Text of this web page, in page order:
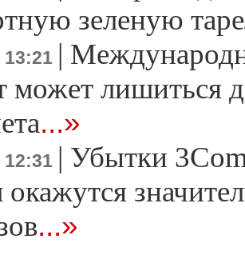
зеленую
13:21 |
может лишиться
...»
12:31 | Убытки
окажутся
...»